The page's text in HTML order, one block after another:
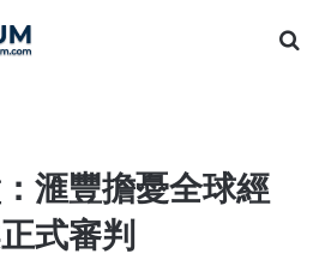
滙豐擔憂全球經
式審判